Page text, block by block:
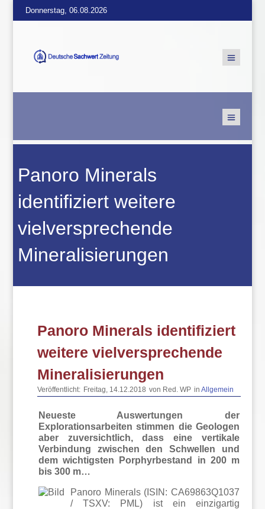
Donnerstag, 06.08.2026
Panoro Minerals
identifiziert weitere
vielversprechende
Mineralisierungen
Panoro Minerals identifiziert
weitere vielversprechende
Mineralisierungen
Veröffentlicht: Freitag, 14.12.2018 von Red. WP inAllgemein
Neueste Auswertungen der
Explorationsarbeiten stimmen die Geologen
aber zuversichtlich, dass eine vertikale
Verbindung zwischen den Schwellen und
dem wichtigsten Porphyrbestand in 200 m
bis 300 m…
Panoro Minerals (ISIN: CA69863Q1037
/ TSXV: PML) ist ein einzigartig